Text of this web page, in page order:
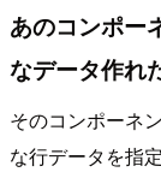
あのコンポー
なデータ作れ
そのコンポーネ
な行データを指